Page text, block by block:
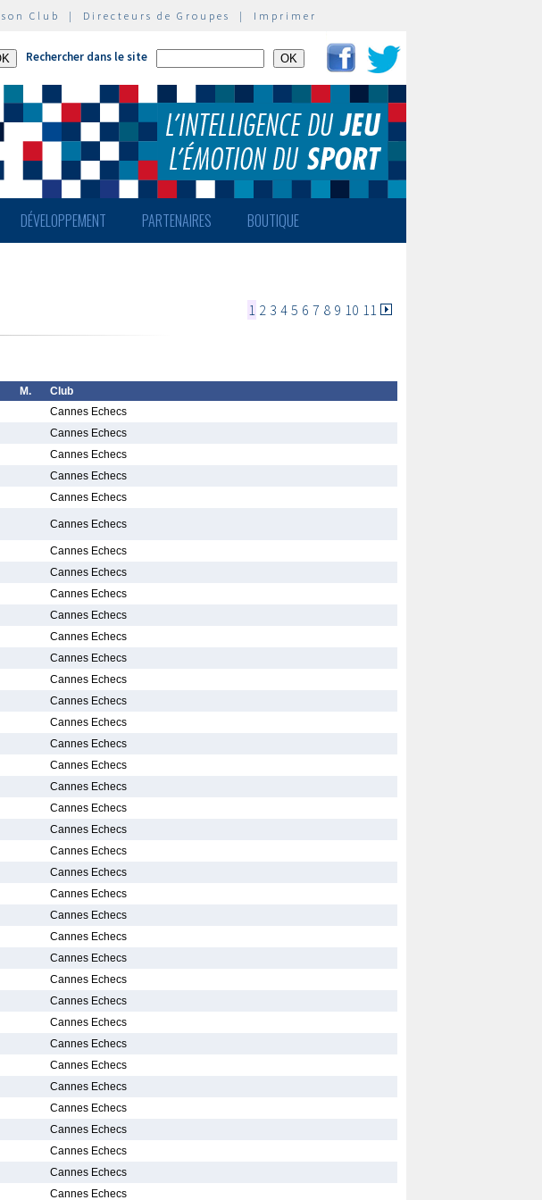
Club | Directeurs de Groupes | Imprimer
Rechercher dans le site
DÉVELOPPEMENT PARTENAIRES BOUTIQUE
1 2 3 4 5 6 7 8 9 10 11
M.
Club
Cannes Echecs
Cannes Echecs
Cannes Echecs
Cannes Echecs
Cannes Echecs
Cannes Echecs
Cannes Echecs
Cannes Echecs
Cannes Echecs
Cannes Echecs
Cannes Echecs
Cannes Echecs
Cannes Echecs
Cannes Echecs
Cannes Echecs
Cannes Echecs
Cannes Echecs
Cannes Echecs
Cannes Echecs
Cannes Echecs
Cannes Echecs
Cannes Echecs
Cannes Echecs
Cannes Echecs
Cannes Echecs
Cannes Echecs
Cannes Echecs
Cannes Echecs
Cannes Echecs
Cannes Echecs
Cannes Echecs
Cannes Echecs
Cannes Echecs
Cannes Echecs
Cannes Echecs
Cannes Echecs
Cannes Echecs